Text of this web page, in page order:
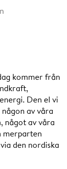
kommer från
Den el vi
av våra
något av våra
merparten
den nordiska